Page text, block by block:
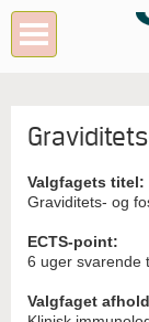
Valgfagets titel:
Graviditets- og
ECTS-point:
6 uger svarende
Valgfaget